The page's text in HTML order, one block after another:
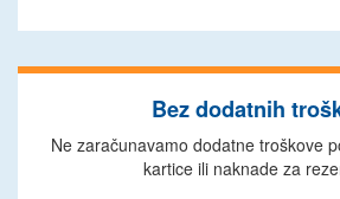
Bez dodatnih
Ne zaračunavamo dodatne troškove
kartice ili naknade za